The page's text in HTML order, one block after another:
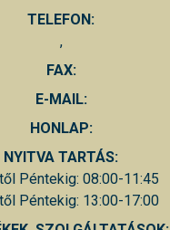
TELEFON:
,
FAX:
E-MAIL:
HONLAP:
NYITVA TARTÁS:
Péntekig: 08:00-11:45
Péntekig: 13:00-17:00